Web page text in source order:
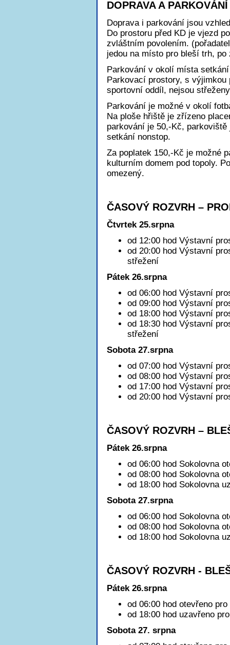
DOPRAVA A PARKOVÁNÍ
Doprava i parkování jsou
Do prostoru před KD je vjezd
zvláštním povolením.
jedou na místo pro bleší trh, po
Parkování v okolí místa
Parkovací prostory, s
sportovní oddíl, nejsou
Parkování je možné v okolí
Na ploše hřiště je zřízeno
parkování je 50,-Kč,
setkání nonstop.
Za poplatek 150,-Kč je možné
kulturním domem pod topoly.
omezený.
ČASOVÝ ROZVRH –
Čtvrtek 25.srpna
od 12:00 hod Výstavní
od 20:00 hod Výstavní
střežení
Pátek 26.srpna
od 06:00 hod Výstavní
od 09:00 hod Výstavní
od 18:00 hod Výstavní
od 18:30 hod Výstavní
střežení
Sobota 27.srpna
od 07:00 hod Výstavní
od 08:00 hod Výstavní
od 17:00 hod Výstavní
od 20:00 hod Výstavní
ČASOVÝ ROZVRH –
Pátek 26.srpna
od 06:00 hod Sokolovna
od 08:00 hod Sokolovna
od 18:00 hod Sokolovna
Sobota 27.srpna
od 06:00 hod Sokolovna
od 08:00 hod Sokolovna
od 18:00 hod Sokolovna
ČASOVÝ ROZVRH -
Pátek 26.srpna
od 06:00 hod otevřeno
od 18:00 hod uzavřeno
Sobota 27. srpna